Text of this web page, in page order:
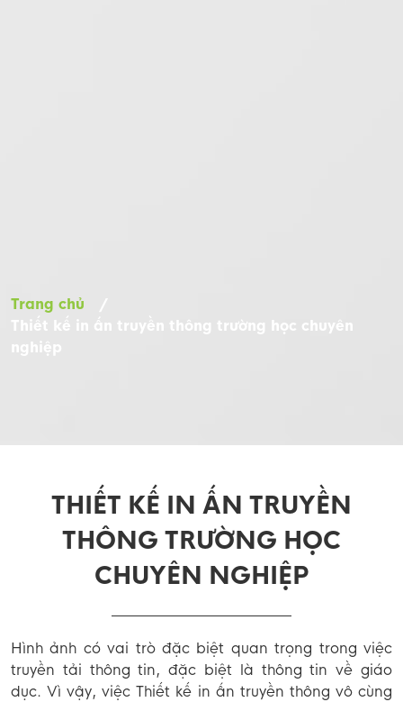
Trang chủ
/
Thiết kế in ấn truyền thông trường học chuyên
nghiệp
THIẾT KẾ IN ẤN TRUYỀN
THÔNG TRƯỜNG HỌC
CHUYÊN NGHIỆP
Hình ảnh có vai trò đặc biệt quan trọng trong việc
truyền tải thông tin, đặc biệt là thông tin về giáo
dục. Vì vậy, việc Thiết kế in ấn truyền thông vô cùng